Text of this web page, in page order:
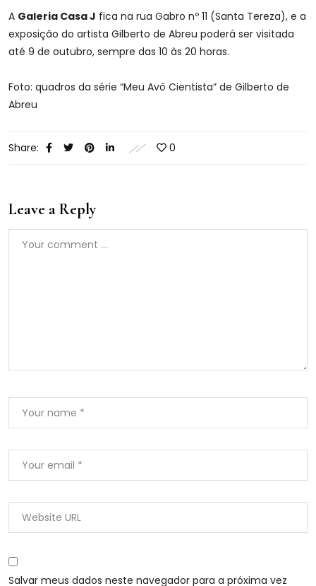
A Galeria Casa J fica na rua Gabro nº 11 (Santa Tereza), e a
exposição do artista Gilberto de Abreu poderá ser visitada
até 9 de outubro, sempre das 10 às 20 horas.
Foto: quadros da série “Meu Avô Cientista” de Gilberto de
Abreu
Share: 0
Leave a Reply
Salvar meus dados neste navegador para a próxima vez